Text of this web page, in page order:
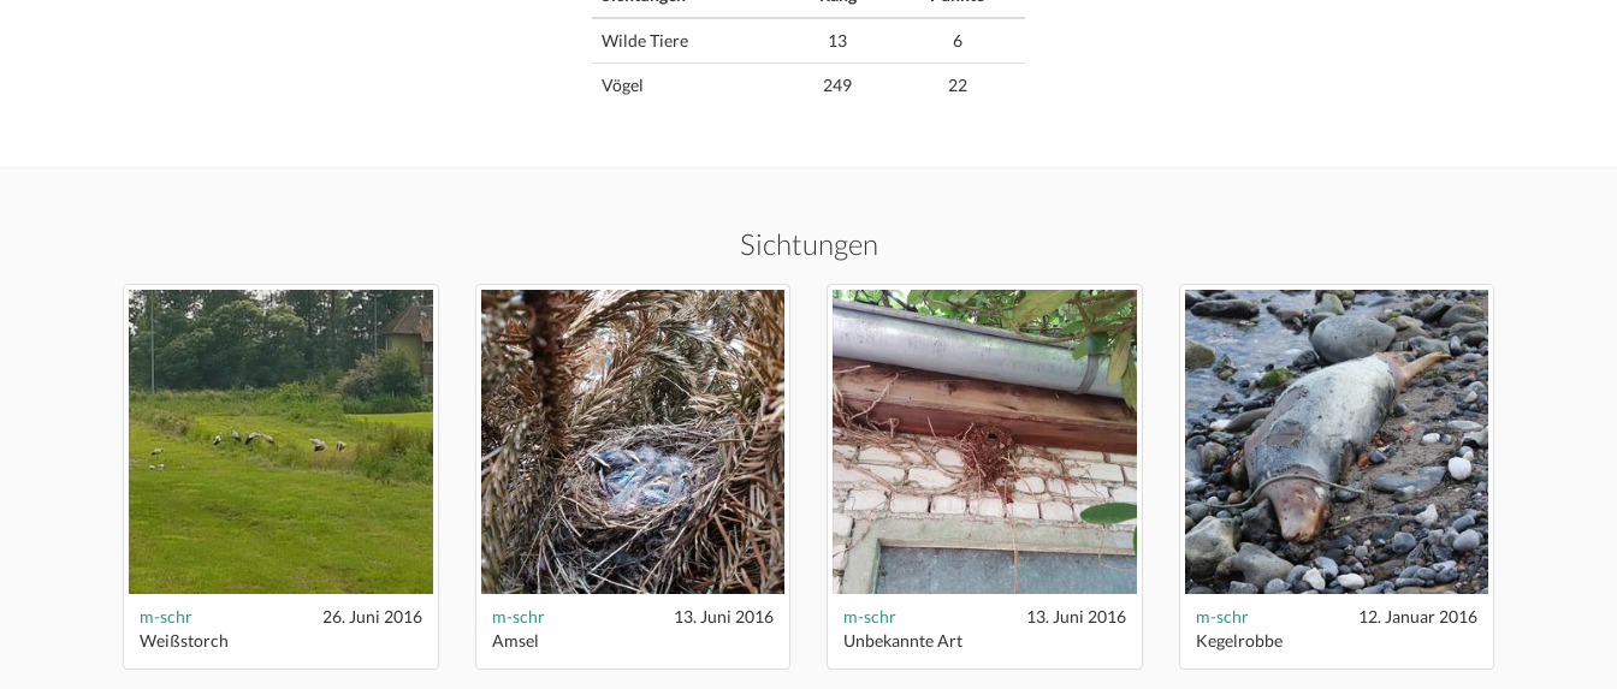
Wilde Tiere 13 6
Vögel 249 22
Sichtungen
m-schr
26. Juni 2016
Weißstorch
m-schr
13. Juni 2016
Amsel
m-schr
13. Juni 2016
Unbekannte Art
m-schr
12. Januar 2016
Kegelrobbe